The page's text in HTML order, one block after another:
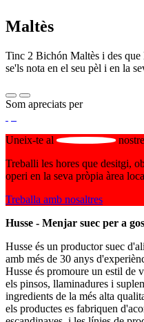
Maltès
Tinc 2 Bichón Maltès i des
se'ls nota en el seu pèl i en la
Som apreciats per
Uneix-te al
Treballi les hores que desitgi,
operi en la seva pròpia àrea
Treballa amb nosaltres
Husse - Menjar suec per a
Husse és un productor suec
amb més de 30 anys
Husse és promoure un estil de
els pinsos, llaminadures i
ingredients de la més alta
els productes es fabriquen